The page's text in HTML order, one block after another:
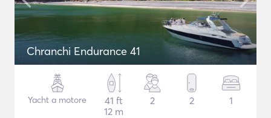
Chranchi Endurance 41
Yacht a motore
41 ft
12 m
2 2 1